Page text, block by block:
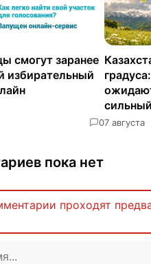
смогут заранее
избирательный
07 августа
пока нет
проходят